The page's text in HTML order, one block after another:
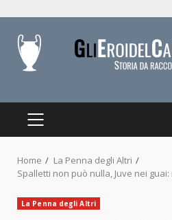
content
PRIMARY
Home
La Penna degli Altri
Spalletti non può nulla, Juve nei
La Penna degli Altri